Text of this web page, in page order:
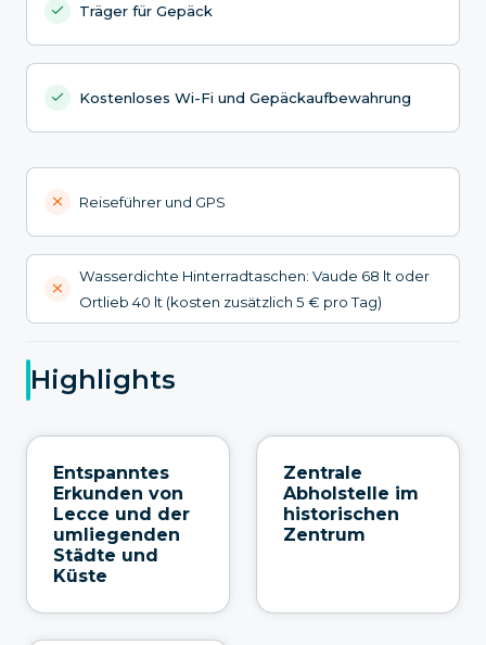
Träger für Gepäck
Kostenloses Wi-Fi und Gepäckaufbewahrung
Reiseführer und GPS
Wasserdichte Hinterradtaschen: Vaude 68 lt oder
Ortlieb 40 lt (kosten zusätzlich 5 € pro Tag)
Highlights
Entspanntes
Erkunden von
Lecce und der
umliegenden
Städte und
Küste
Zentrale
Abholstelle im
historischen
Zentrum